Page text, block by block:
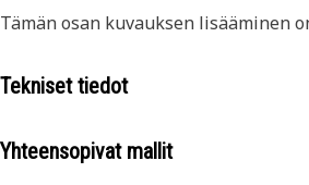
Tämän osan kuvauksen lisääminen
Tekniset tiedot
Yhteensopivat mallit